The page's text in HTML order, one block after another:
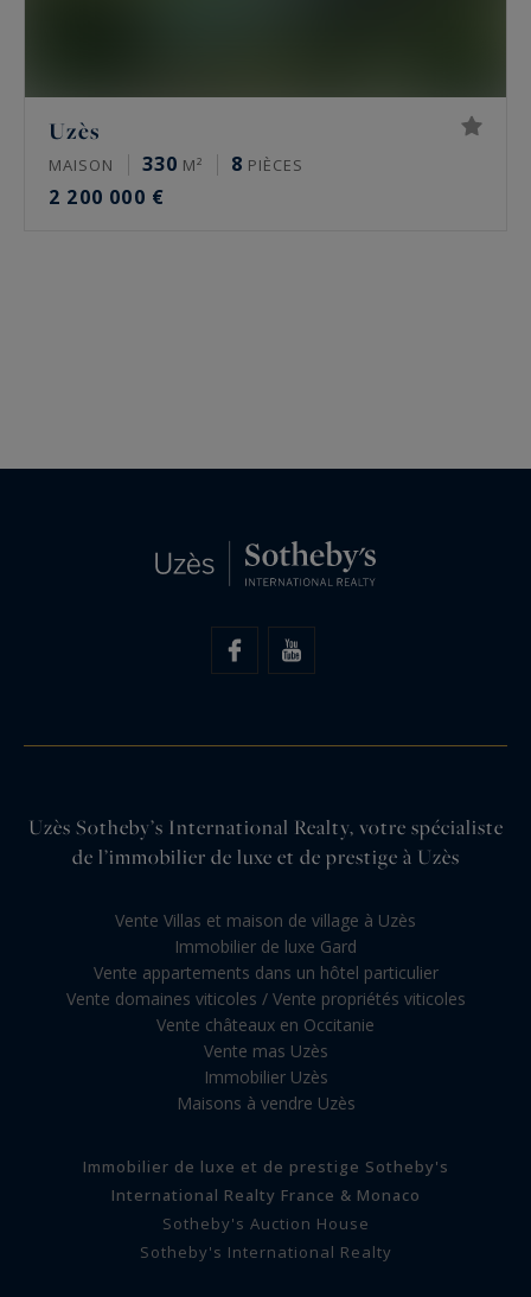
Uzès
MAISON 330 M² 8 PIÈCES
2 200 000 €
Uzès Sotheby’s International Realty, votre spécialiste
de l’immobilier de luxe et de prestige à Uzès
Vente Villas et maison de village à Uzès
Immobilier de luxe Gard
Vente appartements dans un hôtel particulier
Vente domaines viticoles / Vente propriétés viticoles
Vente châteaux en Occitanie
Vente mas Uzès
Immobilier Uzès
Maisons à vendre Uzès
Immobilier de luxe et de prestige Sotheby's
International Realty France & Monaco
Sotheby's Auction House
Sotheby's International Realty